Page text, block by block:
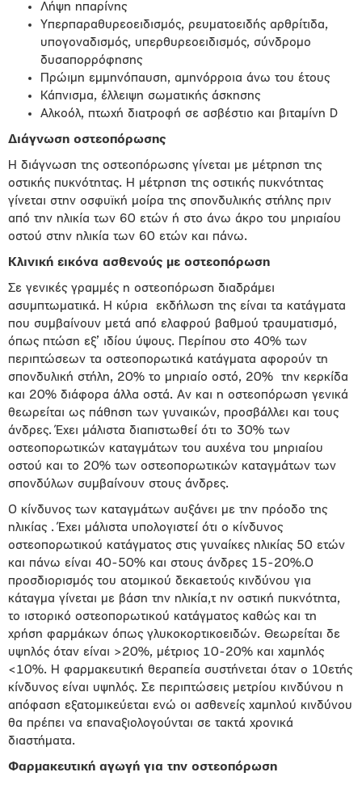
Λήψη ηπαρίνης
Υπερπαραθυρεοειδισμός, ρευματοειδής αρθρίτιδα,
υπογοναδισμός, υπερθυρεοειδισμός, σύνδρομο
δυσαπορρόφησης
Πρώιμη εμμηνόπαυση, αμηνόρροια άνω του έτους
Κάπνισμα, έλλειψη σωματικής άσκησης
Αλκοόλ, πτωχή διατροφή σε ασβέστιο και βιταμίνη D
Διάγνωση οστεοπόρωσης
Η διάγνωση της οστεοπόρωσης γίνεται με μέτρηση της
οστικής πυκνότητας. Η μέτρηση της οστικής πυκνότητας
γίνεται στην οσφυϊκή μοίρα της σπονδυλικής στήλης πριν
από την ηλικία των 60 ετών ή στο άνω άκρο του μηριαίου
οστού στην ηλικία των 60 ετών και πάνω.
Κλινική εικόνα ασθενούς με οστεοπόρωση
Σε γενικές γραμμές η οστεοπόρωση διαδράμει
ασυμπτωματικά. Η κύρια
εκδήλωση της είναι τα κατάγματα
που συμβαίνουν μετά από ελαφρού βαθμού τραυματισμό,
όπως πτώση εξ’ ιδίου ύψους. Περίπου στο 40% των
περιπτώσεων τα οστεοπορωτικά κατάγματα αφορούν τη
σπονδυλική στήλη, 20% το μηριαίο οστό, 20%
την κερκίδα
και 20% διάφορα άλλα οστά. Αν και η οστεοπόρωση γενικά
θεωρείται ως πάθηση των γυναικών, προσβάλλει και τους
άνδρες. Έχει μάλιστα διαπιστωθεί ότι το 30% των
οστεοπορωτικών καταγμάτων του αυχένα του μηριαίου
οστού και το 20% των οστεοπορωτικών καταγμάτων των
σπονδύλων συμβαίνουν στους άνδρες.
Ο κίνδυνος των καταγμάτων αυξάνει με την πρόοδο της
ηλικίας . Έχει μάλιστα υπολογιστεί ότι ο κίνδυνος
οστεοπορωτικού κατάγματος στις γυναίκες ηλικίας 50 ετών
και πάνω είναι 40-50% και στους άνδρες 15-20%.Ο
προσδιορισμός του ατομικού δεκαετούς κινδύνου για
κάταγμα γίνεται με βάση την ηλικία,τ ην οστική πυκνότητα,
το ιστορικό οστεοπορωτικού κατάγματος καθώς και τη
χρήση φαρμάκων όπως γλυκοκορτικοειδών. Θεωρείται δε
υψηλός όταν είναι >20%, μέτριος 10-20% και χαμηλός
<10%. Η φαρμακευτική θεραπεία συστήνεται όταν ο 10ετής
κίνδυνος είναι υψηλός. Σε περιπτώσεις μετρίου κινδύνου η
απόφαση εξατομικεύεται ενώ οι ασθενείς χαμηλού κινδύνου
θα πρέπει να επαναξιολογούνται σε τακτά χρονικά
διαστήματα.
Φαρμακευτική αγωγή για την οστεοπόρωση